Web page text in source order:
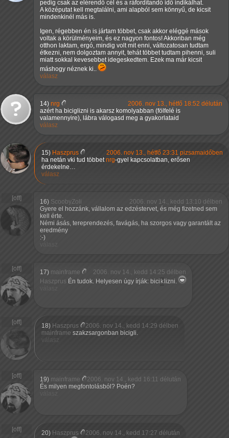
pedig csak az elérendő cél és a ráfordítandó idő indikálhat.
A középutat kell megtalálni, ami alapból sem könnyű, de kicsit
mindenkinél más is.
Igen, régebben én is jártam többet, csak akkor eléggé mások
voltak a körülményeim, és ez nagyon fontos! Akkoriban még
otthon laktam, ergó, mindig volt mit enni, változatosan tudtam
étkezni, nem dolgoztam annyit, tehát többet tudtam pihenni, suli
miatt sokkal kevesebbet idegeskedtem. Ezek ma már kicsit
máshogy néznek ki..
válasz
14) nrg
2006. nov 13., hétfő 18:52 délután
azért ha biciglizni is akarsz komolyabban (fölfelé is
valamennyire), lábra válogasd meg a gyakorlataid
válasz
15) Haszprus
2006. nov 13., hétfő 23:31 pizsamaidőben
ha netán vki tud többetnrg-gyel kapcsolatban, erősen
érdekelne…
válasz
16) ScoobyZoli
2006. nov 14., kedd 13:10 délben
Gyere el hozzánk, vállalom az edzéstervet, és még fizetned sem
kell érte.
Némi ásás, tereprendezés, favágás, ha szorgos vagy garantált az
eredmény
:-)
17) mainframe
2006. nov 14., kedd 14:25 délben
Haszprus Én tudok. Helyesen úgy írják: bici k lizni.
18) Haszprus
2006. nov 14., kedd 14:29 délben
mainframe szakzsargonban bicigli.
válasz
19) mainframe
2006. nov 14., kedd 16:11 délután
És milyen megfontolásból? Poén?
20) Haszprus
2006. nov 14., kedd 17:27 délután